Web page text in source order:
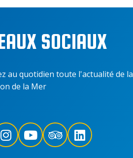
SOCIAUX
au quotidien toute l'actualité de la
de la Mer